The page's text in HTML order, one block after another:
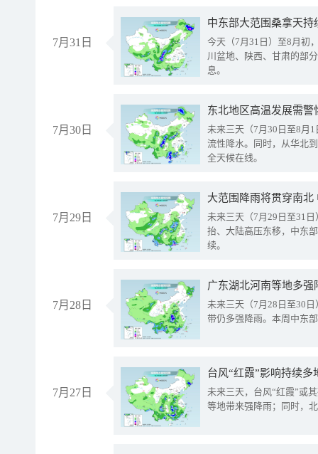
7月31日
中东部大范围桑拿天
今天（7月31日）至8月初
川盆地、陕西、甘肃的部
息。
7月30日
东北地区高温发展需
未来三天（7月30日至8月
流性降水。同时，从华北
全天候在线。
7月29日
大范围降雨将贯穿南
未来三天（7月29日至31
抬、大陆高压东移，中东
续。
7月28日
广东湖北河南等地多
未来三天（7月28日至30
带仍多强降雨。本周中东
7月27日
台风“红霞”影响持续
未来三天，台风“红霞”或
等地带来强降雨；同时，